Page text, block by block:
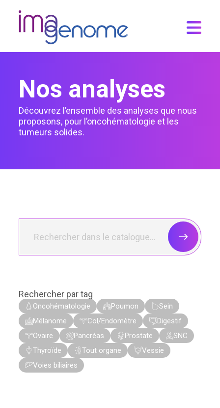
Nos analyses
Découvrez l’ensemble des analyses que nous
proposons, pour l’oncohématologie et les
tumeurs solides.
Rechercher par tag
Oncohématologie Poumon
Sein
Mélanome
Col/Endomètre
Digestif
Ovaire
Pancréas Prostate
SNC
Thyroïde
Tout organe
Vessie
Voies biliaires